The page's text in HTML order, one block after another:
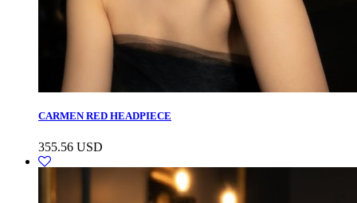
CARMEN RED HEADPIECE
355.56 USD